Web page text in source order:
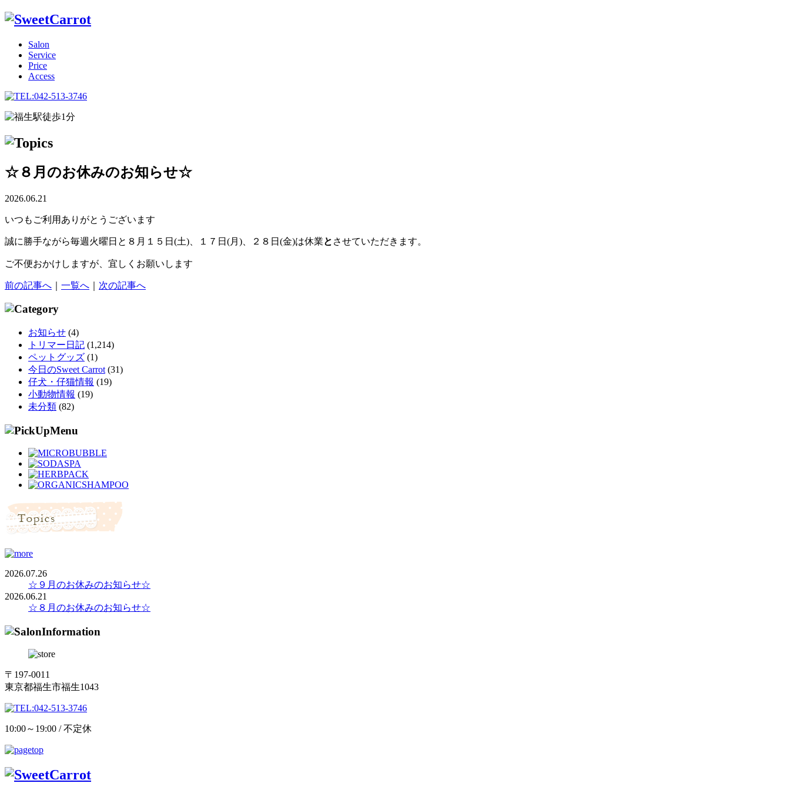
Salon
Service
Price
Access
☆８月のお休みのお知らせ☆
2026.06.21
いつもご利用ありがとうございます
誠に勝手ながら毎週火曜日と８月１５日(土)、１７日(月)、２８日(金)は休業と させていただきます。
ご不便おかけしますが、宜しくお願いします
前の記事へ 一覧へ 次の記事へ
お知らせ (4)
トリマー日記 (1,214)
ペットグッズ (1)
今日のSweet Carrot (31)
仔犬・仔猫情報 (19)
小動物情報 (19)
未分類 (82)
2026.07.26
☆９月のお休みのお知らせ☆
2026.06.21
☆８月のお休みのお知らせ☆
〒197-0011
東京都福生市福生1043
10:00～19:00 / 不定休